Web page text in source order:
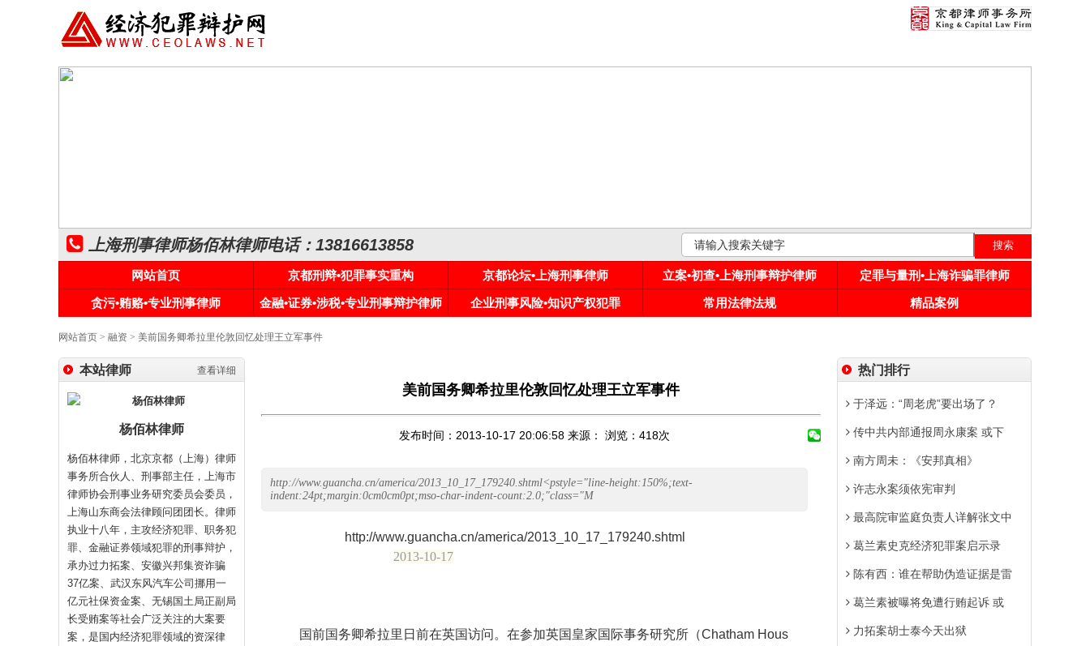
上海刑事律师杨佰林律师电话：13816613858
网站首页 京都刑辩•犯罪事实重构 京都论坛•上海刑事律师 立案•初查•上海刑事辩护律师
定罪与量刑•上海诈骗罪律师
贪污•贿赂•专业刑事律师
金融•证券•涉税•专业刑事辩护律师 企业刑事风险•知识产权犯罪 常用法律法规 精品案例
网站首页 > 融资 > 美前国务卿希拉里伦敦回忆处理王立军事件
查看详细
本站律师
杨佰林律师
杨佰林律师，北京京都（上海）律师
事务所合伙人、刑事部主任，上海市
律师协会刑事业务研究委员会委员，
上海山东商会法律顾问团团长。律师
执业十八年，主攻经济犯罪、职务犯
罪、金融证券领域犯罪的刑事辩护，
承办过力拓案、安徽兴邦集资诈骗
37亿案、武汉东风汽车公司挪用一
亿元社保资金案、无锡国土局正副局
长受贿案等社会广泛关注的大案要
案，是国内经济犯罪领域的资深律
美前国务卿希拉里伦敦回忆处理王立军事件
发布时间：2013-10-17 20:06:58 来源： 浏览： 418次
http://www.guancha.cn/america/2013_10_17_179240.shtml<pstyle="line-height:150%;text-
indent:24pt;margin:0cm0cm0pt;mso-char-indent-count:2.0;"class="M
http://www.guancha.cn/america/2013_10_17_179240.shtml
2013-10-17
国前国务卿希拉里日前在英国访问。在参加英国皇家国际事务研究所（Chatham Hous
热门排行
于泽远：“周老虎”要出场了？
传中共内部通报周永康案 或下
南方周未：《安邦真相》
许志永案须依宪审判
最高院审监庭负责人详解张文中
葛兰素史克经济犯罪案启示录
陈有西：谁在帮助伪造证据是雷
葛兰素被曝将免遭行贿起诉 或
力拓案胡士泰今天出狱